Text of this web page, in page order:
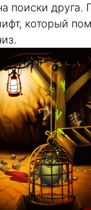
поиски
который